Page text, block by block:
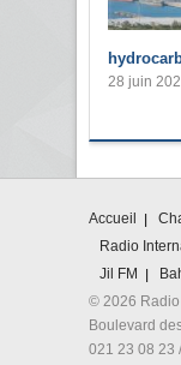
28 juin
Accueil
Radio
Jil FM
© 2026 Radio
Boulevard
021 23 08 23